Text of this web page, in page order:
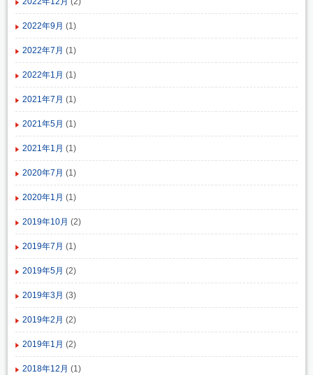
2022年9月 (1)
2022年7月 (1)
2022年1月 (1)
2021年7月 (1)
2021年5月 (1)
2021年1月 (1)
2020年7月 (1)
2020年1月 (1)
2019年10月 (2)
2019年7月 (1)
2019年5月 (2)
2019年3月 (3)
2019年2月 (2)
2019年1月 (2)
2018年12月 (1)